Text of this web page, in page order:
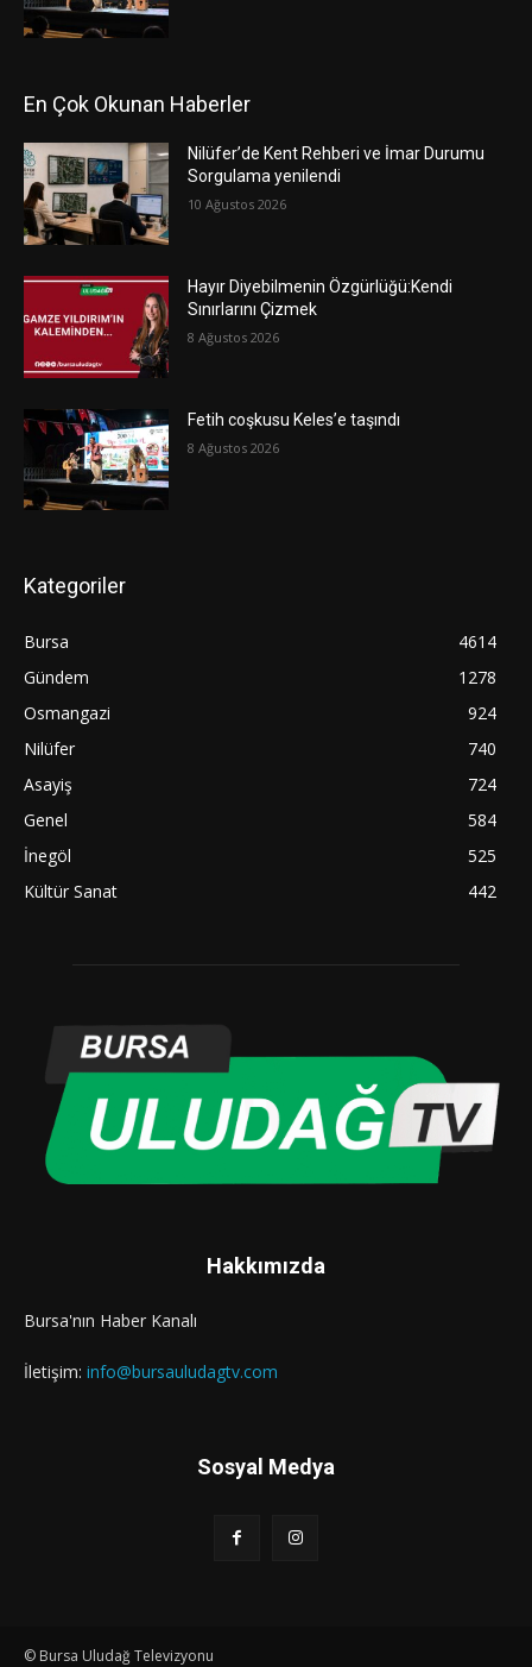
En Çok Okunan Haberler
Nilüfer’de Kent Rehberi ve İmar Durumu
Sorgulama yenilendi
10 Ağustos 2026
Hayır Diyebilmenin Özgürlüğü:Kendi
Sınırlarını Çizmek
8 Ağustos 2026
Fetih coşkusu Keles’e taşındı
8 Ağustos 2026
Kategoriler
Bursa
4614
Gündem
1278
Osmangazi
924
Nilüfer
740
Asayiş
724
Genel
584
İnegöl
525
Kültür Sanat
442
Hakkımızda
Bursa'nın Haber Kanalı
İletişim: info@bursauludagtv.com
Sosyal Medya
© Bursa Uludağ Televizyonu